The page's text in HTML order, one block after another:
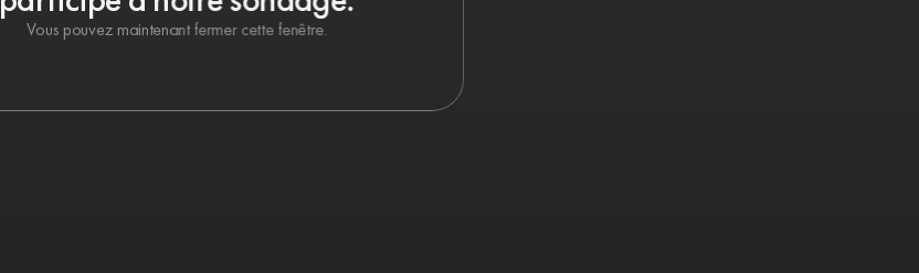
Vous pouvez maintenant fermer cette fenêtre.